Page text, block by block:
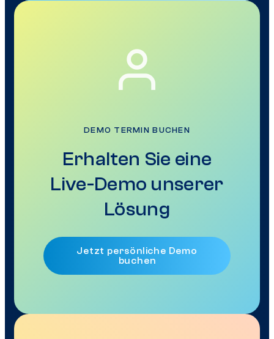
DEMO TERMIN BUCHEN
Erhalten Sie eine
Live-Demo unserer
Lösung
Jetzt persönliche Demo
buchen